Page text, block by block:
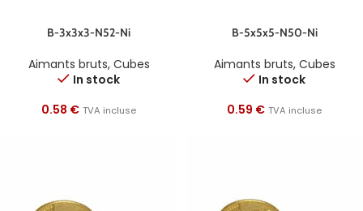
B-3x3x3-N52-Ni
Aimants bruts, Cubes
In stock
0.58 € TVA incluse
B-5x5x5-N50-Ni
Aimants bruts, Cubes
In stock
0.59 € TVA incluse